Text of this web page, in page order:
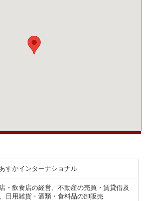
すかインターナショナル
・飲食店の経営、不動産の売買・賃貸借及
日用雑貨・酒類・食料品の卸販売